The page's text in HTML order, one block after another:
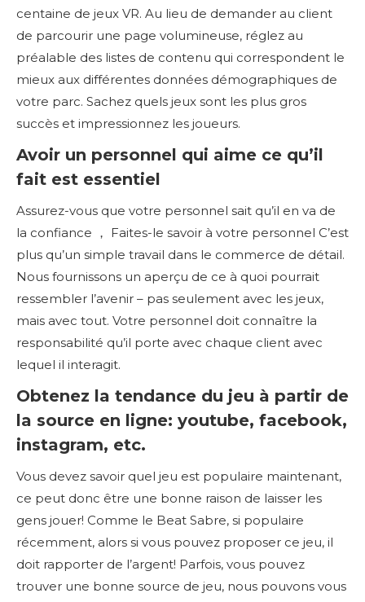
centaine de jeux VR. Au lieu de demander au client
de parcourir une page volumineuse, réglez au
préalable des listes de contenu qui correspondent le
mieux aux différentes données démographiques de
votre parc. Sachez quels jeux sont les plus gros
succès et impressionnez les joueurs.
Avoir un personnel qui aime ce qu’il
fait est essentiel
Assurez-vous que votre personnel sait qu’il en va de
la confiance ， Faites-le savoir à votre personnel C’est
plus qu’un simple travail dans le commerce de détail.
Nous fournissons un aperçu de ce à quoi pourrait
ressembler l’avenir – pas seulement avec les jeux,
mais avec tout. Votre personnel doit connaître la
responsabilité qu’il porte avec chaque client avec
lequel il interagit.
Obtenez la tendance du jeu à partir de
la source en ligne: youtube, facebook,
instagram, etc.
Vous devez savoir quel jeu est populaire maintenant,
ce peut donc être une bonne raison de laisser les
gens jouer! Comme le Beat Sabre, si populaire
récemment, alors si vous pouvez proposer ce jeu, il
doit rapporter de l’argent! Parfois, vous pouvez
trouver une bonne source de jeu, nous pouvons vous